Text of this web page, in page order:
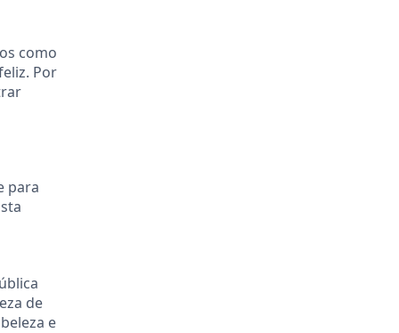
como
Por
para
de
e